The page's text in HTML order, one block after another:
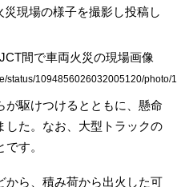
現場の様子を撮影し投稿し
status/1094856026032005120/photo/1
が駆けつけるとともに、懸命
した。なお、大型トラックの
す。
から、積み荷から出火した可